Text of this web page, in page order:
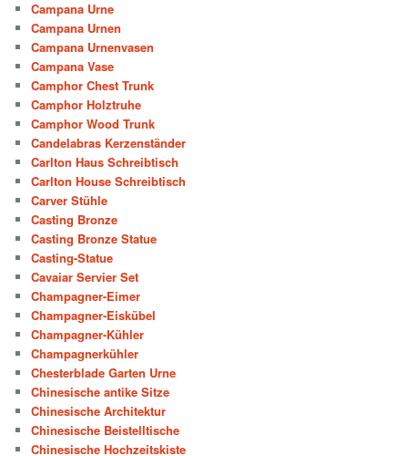
Campana Urne
Campana Urnen
Campana Urnenvasen
Campana Vase
Camphor Chest Trunk
Camphor Holztruhe
Camphor Wood Trunk
Candelabras Kerzenständer
Carlton Haus Schreibtisch
Carlton House Schreibtisch
Carver Stühle
Casting Bronze
Casting Bronze Statue
Casting-Statue
Cavaiar Servier Set
Champagner-Eimer
Champagner-Eiskübel
Champagner-Kühler
Champagnerkühler
Chesterblade Garten Urne
Chinesische antike Sitze
Chinesische Architektur
Chinesische Beistelltische
Chinesische Hochzeitskiste